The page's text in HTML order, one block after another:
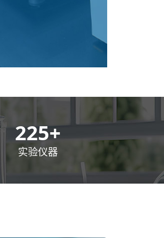
300+
实验仪器